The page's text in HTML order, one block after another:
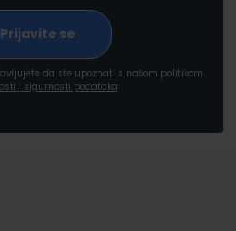
da ste upoznati s našom politikom
i sigurnosti podataka